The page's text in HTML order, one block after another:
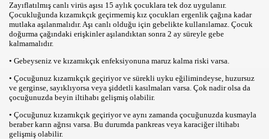
Zayıflatılmış canlı virüs aşısı 15 aylık çocuklara tek doz uygulanır.
Çocukluğunda kızamıkçık geçirmemiş kız çocukları ergenlik çağına kadar
mutlaka aşılanmalıdır. Aşı canlı olduğu için gebelikte kullanılamaz. Çocuk
doğurma çağındaki erişkinler aşılandıktan sonra 2 ay süreyle gebe
kalmamalıdır.
• Gebeyseniz ve kızamıkçık enfeksiyonuna maruz kalma riski varsa.
• Çocuğunuz kızamıkçık geçiriyor ve sürekli uyku eğilimindeyse, huzursuz
ve gerginse, sayıklıyorsa veya şiddetli kasılmaları varsa. Çok nadir olsa da
çocuğunuzda beyin iltihabı gelişmiş olabilir.
• Çocuğunuz kızamıkçık geçiriyor ve aynı zamanda çocuğunuzda kusmayla
beraber karın ağrısı varsa. Bu durumda pankreas veya karaciğer iltihabı
gelişmiş olabilir.
psikososyal önemi